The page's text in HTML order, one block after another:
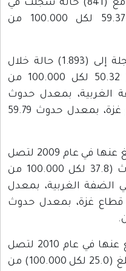
100.000 من السكان)، مقارنة مع (841) حالة سجلت في
قطاع غزة، بمعدل حدوث (59.37 لكل 100.000 من
وقد ارتفع عدد الحالات المسجلة إلى (1.893) حالة خلال
العام 2008، بمعدل حدوث ( 50.32 لكل 100.000 من
في الضفة الغربية، بمعدل حدوث
(44.60، و(847) حالة في قطاع غزة، بمعدل حدوث 59.79
وقد انخفض عدد الحالات المبلغ عنها في عام 2009 لتصل
إلى (1.4889 حالة، بمعدل حدوث (37.8 لكل 100.000 من
حالات في الضفة الغربية، بمعدل
حالة في قطاع غزة، بمعدل حدوث
ثم انخفض عدد الحالات المبلغ عنها في عام 2010 لتصل
إلى (952) حالة، بمعدل حدوث بلغ (25.0 لكل 100.000) من